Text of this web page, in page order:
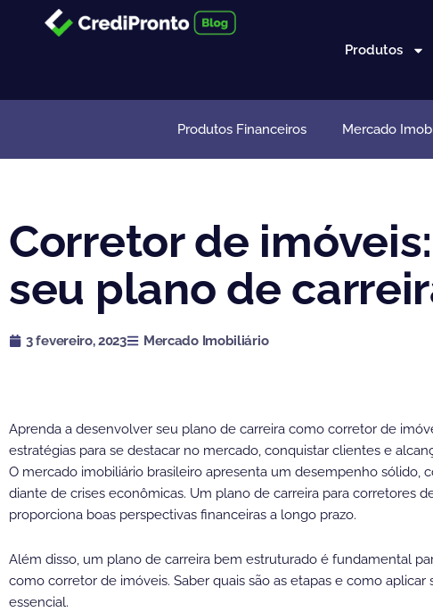
Produtos
Produtos Financeiros Mercado
Corretor de
seu plano de
3 fevereiro, 2023 Mercado Imobiliário
Aprenda a desenvolver seu plano de carreira como corretor de
estratégias para se destacar no mercado, conquistar clientes e
O mercado imobiliário brasileiro apresenta um desempenho
diante de crises econômicas. Um plano de carreira para corretores
proporciona boas perspectivas financeiras a longo prazo.
Além disso, um plano de carreira bem estruturado é fundamental
como corretor de imóveis. Saber quais são as etapas e como
essencial.